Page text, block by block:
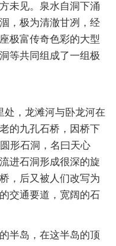
未见。泉水自洞下涌
，极为清澈甘冽，经
极富传奇色彩的大型
等共同组成了一组极
处，龙滩河与卧龙河在
的九孔石桥，因桥下
形石洞，名曰天心
进石洞形成很深的旋
，后又被人们改写为
交通要道，宽阔的石
半岛，在这半岛的顶